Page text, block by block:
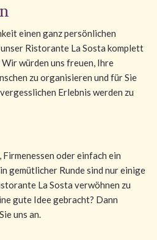
einen ganz persönlichen
unser Ristorante La Sosta komplett
würden uns freuen, Ihre
zu organisieren und für Sie
Erlebnis werden zu
oder einfach ein
gemütlicher Runde sind nur einige
La Sosta verwöhnen zu
gute Idee gebracht? Dann
uns an.